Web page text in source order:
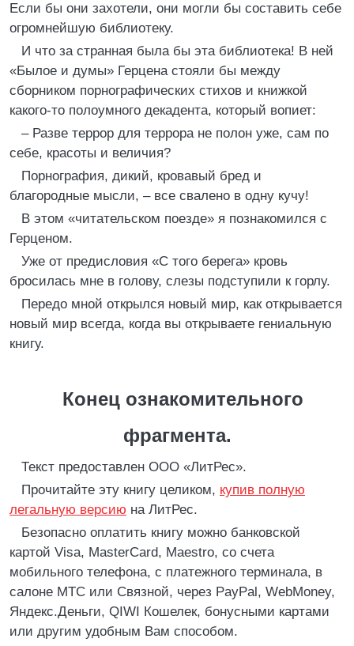
Если бы они захотели, они могли бы составить себе
огромнейшую библиотеку.
И что за странная была бы эта библиотека! В ней
«Былое и думы» Герцена стояли бы между
сборником порнографических стихов и книжкой
какого-то полоумного декадента, который вопиет:
– Разве террор для террора не полон уже, сам по
себе, красоты и величия?
Порнография, дикий, кровавый бред и
благородные мысли, – все свалено в одну кучу!
В этом «читательском поезде» я познакомился с
Герценом.
Уже от предисловия «С того берега» кровь
бросилась мне в голову, слезы подступили к горлу.
Передо мной открылся новый мир, как открывается
новый мир всегда, когда вы открываете гениальную
книгу.
Конец ознакомительного
фрагмента.
Текст предоставлен ООО «ЛитРес».
Прочитайте эту книгу целиком, купив полную
легальную версию на ЛитРес.
Безопасно оплатить книгу можно банковской
картой Visa, MasterCard, Maestro, со счета
мобильного телефона, с платежного терминала, в
салоне МТС или Связной, через PayPal, WebMoney,
Яндекс.Деньги, QIWI Кошелек, бонусными картами
или другим удобным Вам способом.